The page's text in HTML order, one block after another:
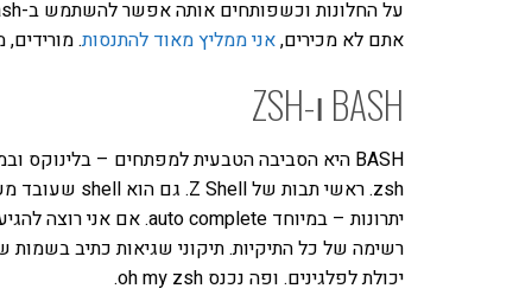
אתם לא מכירים,אני ממליץ מאוד להתנסות.
BASH ו-ZSH
רשימה של כל התיקיות. תיקוני שגיאות כתיב
יכולת לפלגינים. ופה נכנס oh my zsh.